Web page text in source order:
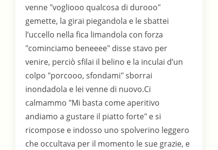
venne "vogliooo qualcosa di durooo"
gemette, la girai piegandola e le sbattei
l’uccello nella fica limandola con forza
"cominciamo beneeee" disse stavo per
venire, perciò sfilai il belino e la inculai d’un
colpo "porcooo, sfondami" sborrai
inondadola e lei venne di nuovo.Ci
calmammo "Mi basta come aperitivo
andiamo a gustare il piatto forte" e si
ricompose e indosso uno spolverino leggero
che occultava per il momento le sue grazie, e